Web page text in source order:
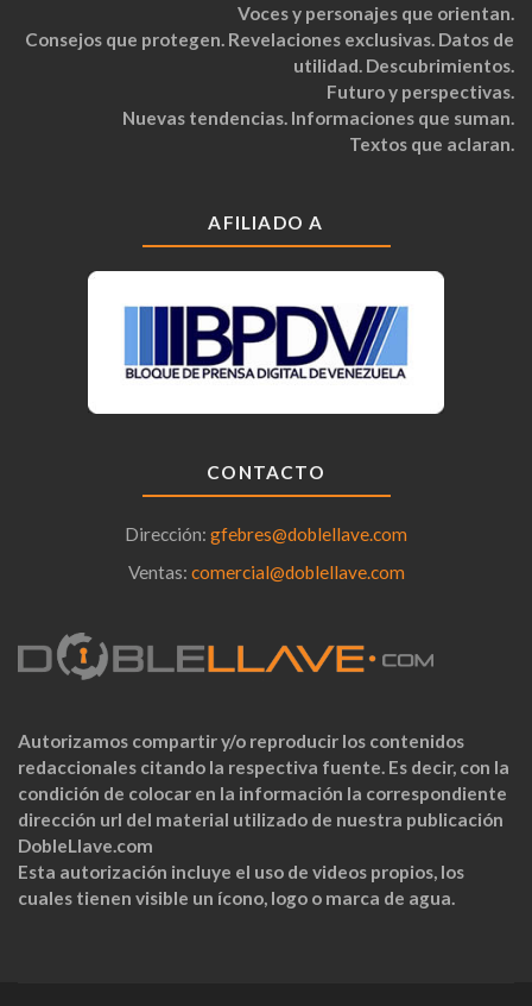
Voces y personajes que orientan.
Consejos que protegen. Revelaciones exclusivas. Datos de
utilidad. Descubrimientos.
Futuro y perspectivas.
Nuevas tendencias. Informaciones que suman.
Textos que aclaran.
AFILIADO A
CONTACTO
Dirección: gfebres@doblellave.com
Ventas: comercial@doblellave.com
Autorizamos compartir y/o reproducir los contenidos
redaccionales citando la respectiva fuente. Es decir, con la
condición de colocar en la información la correspondiente
dirección url del material utilizado de nuestra publicación
DobleLlave.com
Esta autorización incluye el uso de videos propios, los
cuales tienen visible un ícono, logo o marca de agua.